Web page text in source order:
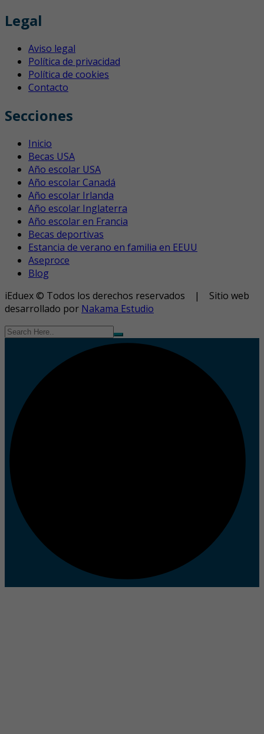
Legal
Aviso legal
Política de privacidad
Política de cookies
Contacto
Secciones
Inicio
Becas USA
Año escolar USA
Año escolar Canadá
Año escolar Irlanda
Año escolar Inglaterra
Año escolar en Francia
Becas deportivas
Estancia de verano en familia en EEUU
Aseproce
Blog
iEduex © Todos los derechos reservados | Sitio web
desarrollado por Nakama Estudio